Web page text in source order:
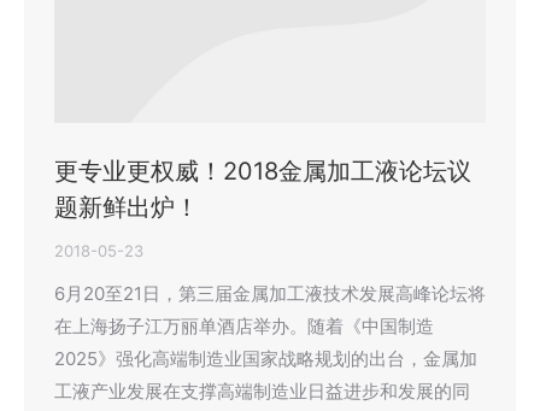
更专业更权威！2018金属加工液论坛议
题新鲜出炉！
2018-05-23
6月20至21日，第三届金属加工液技术发展高峰论坛将
在上海扬子江万丽单酒店举办。随着《中国制造
2025》强化高端制造业国家战略规划的出台，金属加
工液产业发展在支撑高端制造业日益进步和发展的同